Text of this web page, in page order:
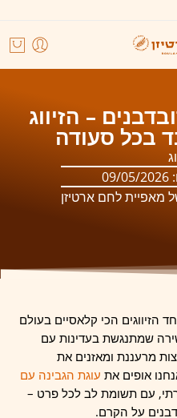
– הזיווג
בכל סעודה
09/05/2026
מאפיית לחם ארטיזן
הזיווגים הכי קלאסיים בעולם
שמתנגשת בעדינות עם
מרעננת ומאזנים את
אופים את עוגת הגבינה עם
עם תשומת לב לכל פרט –
על הקרם.